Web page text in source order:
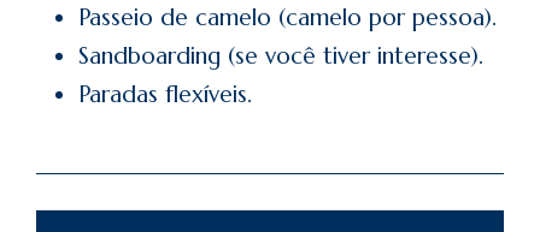
Passeio de camelo (camelo por pessoa).
Sandboarding (se você tiver interesse).
Paradas flexíveis.